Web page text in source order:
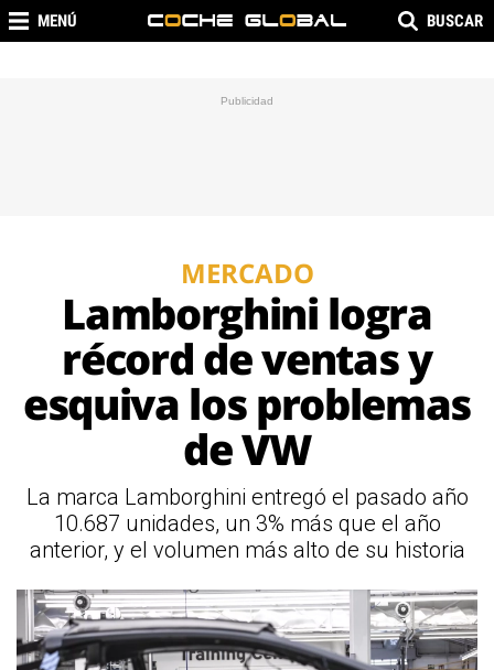
MENÚ BUSCAR
MERCADO
Lamborghini logra
récord de ventas y
esquiva los problemas
de VW
La marca Lamborghini entregó el pasado año
10.687 unidades, un 3% más que el año
anterior, y el volumen más alto de su historia